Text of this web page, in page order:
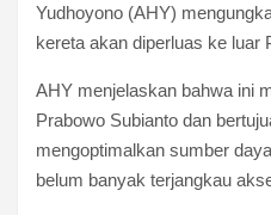
Yudhoyono (AHY)
kereta akan diperluas ke luar
AHY menjelaskan bahwa ini
Prabowo Subianto dan
mengoptimalkan sumber
belum banyak terjangkau